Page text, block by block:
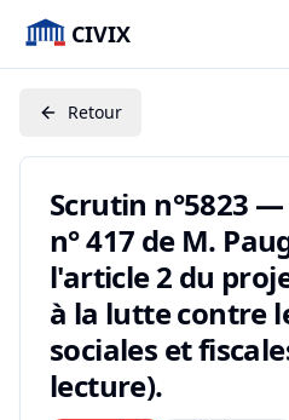
CIVIX
Retour
Scrutin n°5823
n° 417 de M.
l'article 2 du
à la lutte contre
sociales et
lecture).